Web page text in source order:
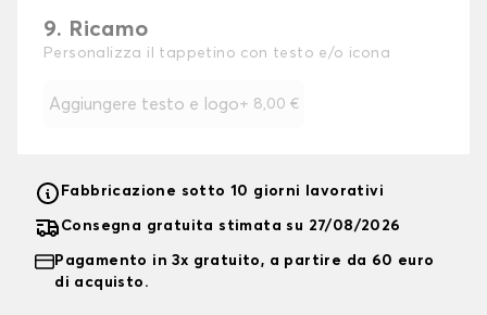
9. Ricamo
Personalizza il tappetino con testo e/o icona
Aggiungere testo e logo+ 8,00 €
Fabbricazione sotto 10 giorni lavorativi
Consegna gratuita stimata su 27/08/2026
Pagamento in 3x gratuito, a partire da 60 euro
di acquisto.